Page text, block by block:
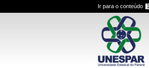
Ir para o conteúdo 1